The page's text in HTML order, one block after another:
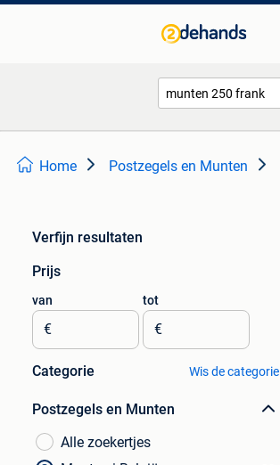
Home Postzegels en Munten
Verfijn resultaten
Prijs
van
€
tot
€
Categorie Wis de categorie
Postzegels en Munten
Alle zoekertjes